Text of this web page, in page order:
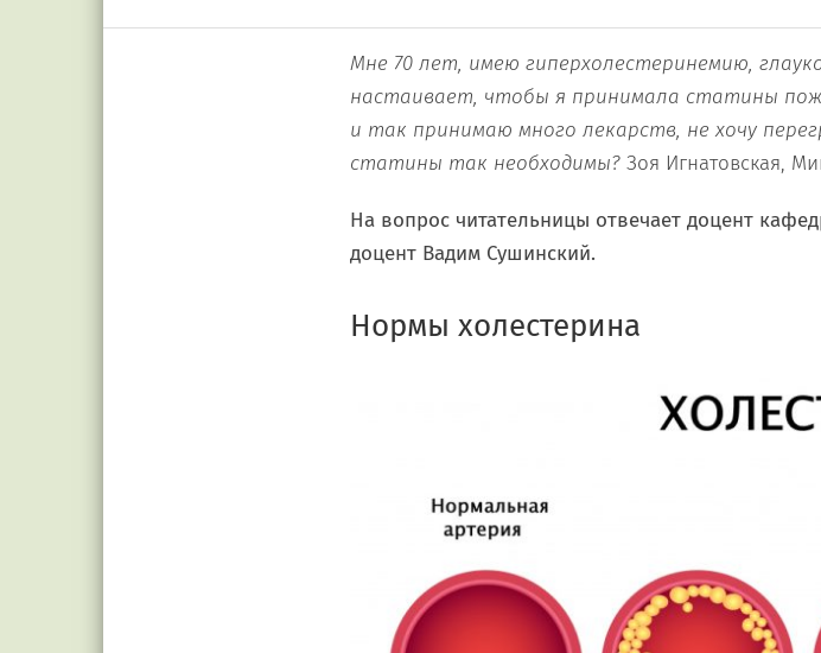
Мне 70 лет, имею гиперхолестеринемию,
настаивает, чтобы я принимала статины
и так принимаю много лекарств, не хочу
статины так необходимы? Зоя Игнатовская,
На вопрос читательницы отвечает доцент
доцент Вадим Сушинский.
Нормы холестерина